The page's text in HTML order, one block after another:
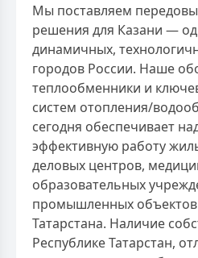
Мы поставляем
решения для Казани —
динамичных,
городов России. Наше
теплообменники и
систем отопления/
сегодня обеспечивает
эффективную работу
деловых центров,
образовательных
промышленных
Татарстана. Наличие
Республике Татарстан,